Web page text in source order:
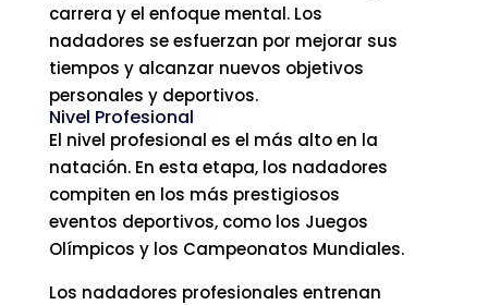
carrera y el enfoque mental. Los
nadadores se esfuerzan por mejorar sus
tiempos y alcanzar nuevos objetivos
personales y deportivos.
Nivel Profesional
El nivel profesional es el más alto en la
natación. En esta etapa, los nadadores
compiten en los más prestigiosos
eventos deportivos, como los Juegos
Olímpicos y los Campeonatos Mundiales.
Los nadadores profesionales entrenan